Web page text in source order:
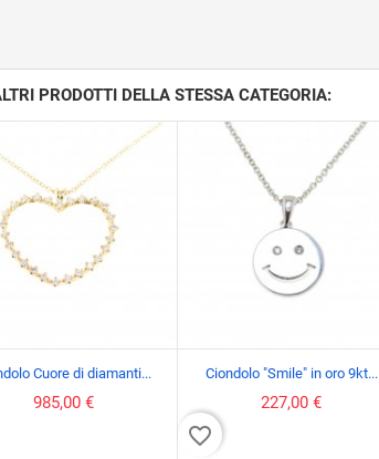
PRODOTTI DELLA STESSA CATEGORIA:
Cuore di diamanti...
985,00 €
Ciondolo "Smile" in oro 9kt...
227,00 €
favorite_border